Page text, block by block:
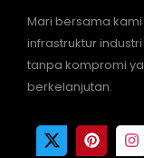
Mari bersama
infrastruktur
tanpa kompromi
berkelanjutan.